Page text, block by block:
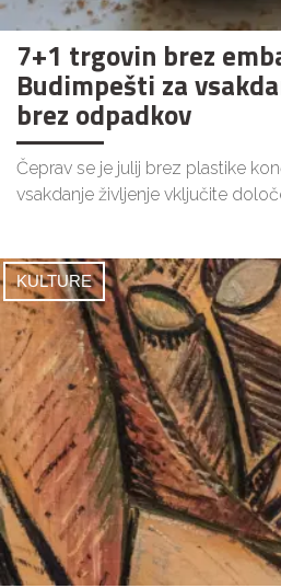
7+1 trgovin brez
Budimpešti za
brez odpadkov
Čeprav se je julij brez plastike
vsakdanje življenje vključite
KULTURE